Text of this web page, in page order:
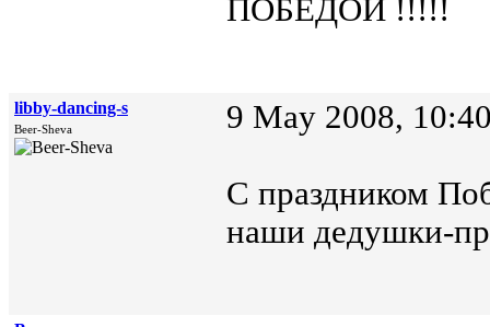
ПОБЕДОЙ !!!!!
libby-dancing-s
Beer-Sheva 9 May 2008,
С праздником
наши дедушки-